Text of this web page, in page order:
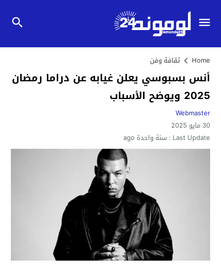
Home ثقافة وفن
أنس بسبوسي يعلن غيابه عن دراما رمضان
2025 ويوضح الأسباب
Webmaster
30 مايو 2025
Last Update : سنة واحدة ago